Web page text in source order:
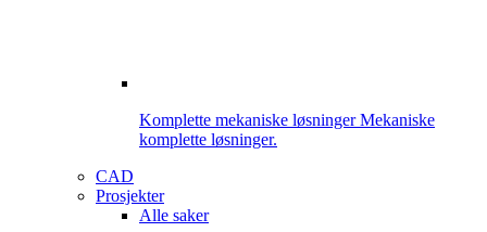
Komplette mekaniske løsningerMekaniske
komplette løsninger.
CAD
Prosjekter
Alle saker